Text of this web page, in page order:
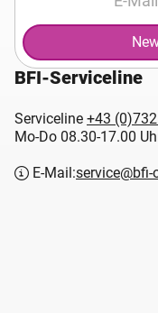
BFI-Serviceline
Serviceline +43
Mo-Do 08.30-17.00
E-Mail:service@bfi-